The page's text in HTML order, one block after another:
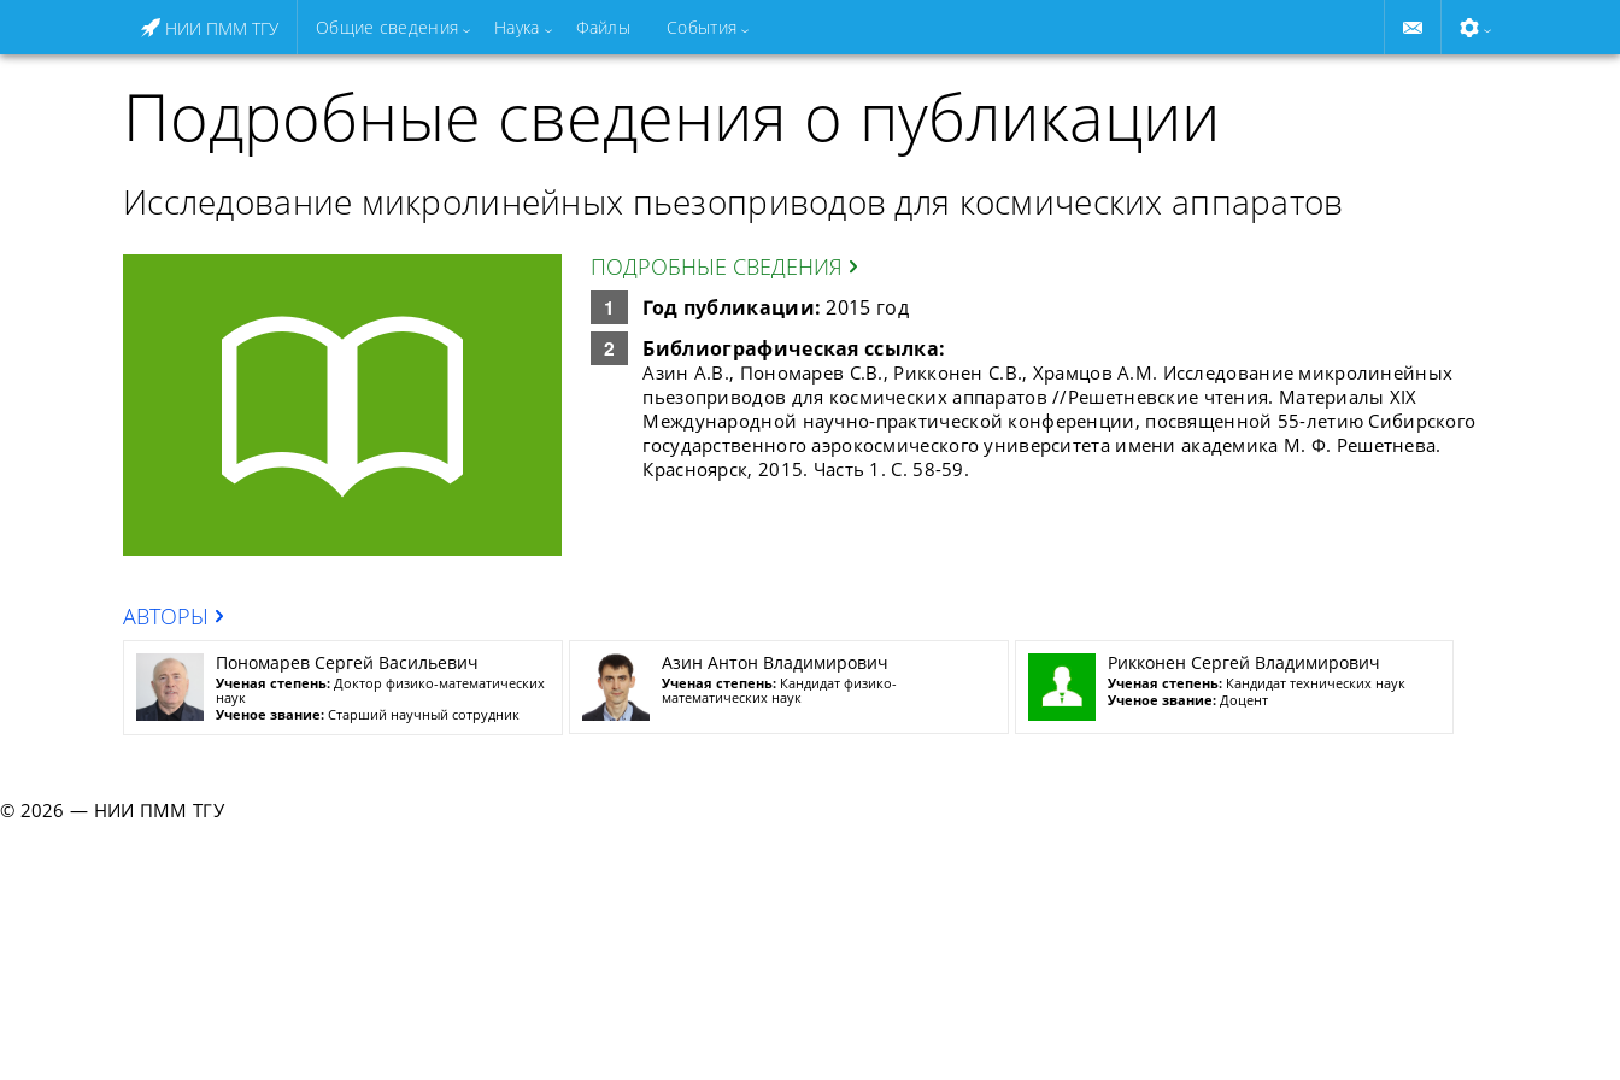
НИИ ПММ ТГУ Общие сведения Наука Файлы События
Подробные сведения о публикации
Исследование микролинейных пьезоприводов для космических аппаратов
ПОДРОБНЫЕ СВЕДЕНИЯ
Год публикации: 2015 год
Библиографическая ссылка:
Азин А.В., Пономарев С.В., Рикконен С.В., Храмцов А.М. Исследование микролинейных
пьезоприводов для космических аппаратов //Решетневские чтения. Материалы XIX
Международной научно-практической конференции, посвященной 55-летию Сибирского
государственного аэрокосмического университета имени академика М. Ф. Решетнева.
Красноярск, 2015. Часть 1. С. 58-59.
АВТОРЫ
Пономарев Сергей Васильевич
Ученая степень: Доктор физико-математических
наук
Ученое звание: Старший научный сотрудник
Азин Антон Владимирович
Ученая степень:Кандидат физико-
математических наук
Рикконен Сергей Владимирович
Ученая степень:Кандидат технических наук
Ученое звание:Доцент
© 2026 — НИИ ПММ ТГУ